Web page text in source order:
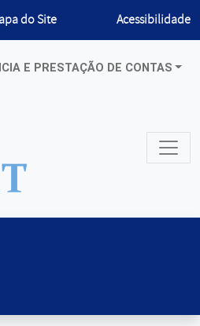
do Site Acessibilidade
E PRESTAÇÃO DE CONTAS